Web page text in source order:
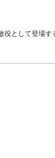
役として登場す